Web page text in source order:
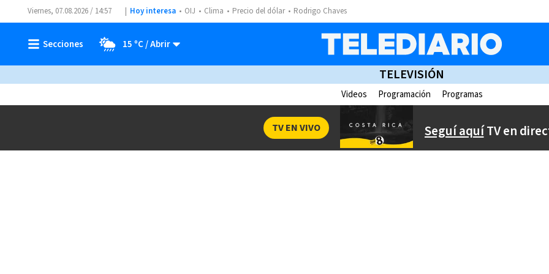
Viernes, 07.08.2026 / 14:57 Hoy interesa OIJ Clima Precio del dólar Rodrigo Chaves
15 ºC
TELEVISIÓN
Videos Programación Programas
Seguí aquíTV en
TV EN VIVO